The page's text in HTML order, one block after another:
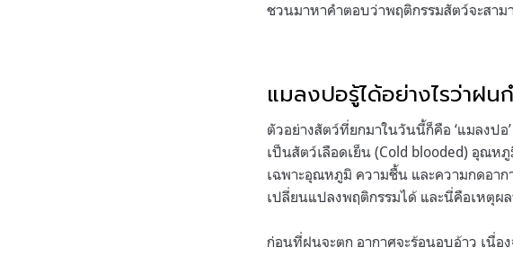
ชวนมาหาคำตอบว่าพฤติกรรมสัตว์จะสาม
แมลงปอรู้ได้อย่างไรว่าฝน
ตัวอย่างสัตว์ที่ยกมาในวันนี้ก็คือ ‘แมลงป
เป็นสัตว์เลือดเย็น (Cold blooded) อุณ
เฉพาะอุณหภูมิ ความชื้น และความกดอา
เปลี่ยนแปลงพฤติกรรมได้ และนี่คือเหตุผ
ก่อนที่ฝนจะตก อากาศจะร้อนอบอ้าว เนื่